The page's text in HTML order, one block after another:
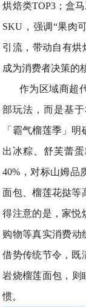
烘焙类TOP3；盒
SKU，强调“果肉
引流，带动自有烘
成为消费者决策的
作为区域商超
部玩法，而是基
「霸气榴莲季」
出冰粽、舒芙蕾
40%，对标山姆品
面包、榴莲花挞等
得注意的是，家悦
购物等真实消费动
借势传统节令，既
岩烧榴莲面包，则
惯。